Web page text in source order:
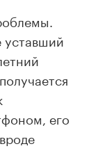
его